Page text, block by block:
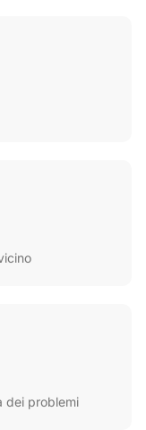
dei problemi